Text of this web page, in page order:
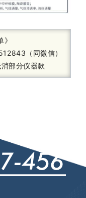
（同微信）
部分仪器款